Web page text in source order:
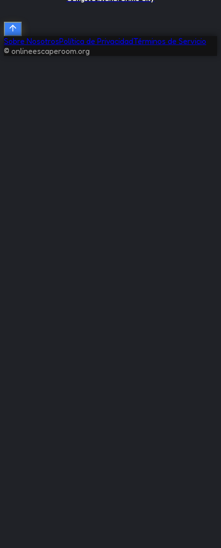
Sobre NosotrosPolítica de PrivacidadTérminos de Servicio
© onlineescaperoom.org